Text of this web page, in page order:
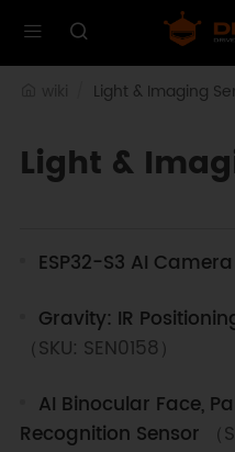
Light & Imaging
Light &
ESP32-S3 AI
Gravity: IR
（SKU: SEN0158）
AI Binocular Face,
Recognition Sensor